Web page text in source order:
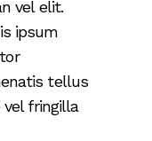
vel elit.
ipsum
tellus
fringilla